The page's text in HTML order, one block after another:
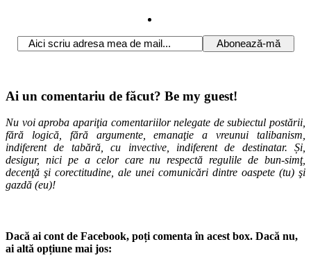
Ai un comentariu de făcut? Be my guest!
Nu voi aproba apariţia comentariilor nelegate de subiectul postării,
fără logică, fără argumente, emanaţie a vreunui talibanism,
indiferent de tabără, cu invective, indiferent de destinatar. Și,
desigur, nici pe a celor care nu respectă regulile de bun-simţ,
decenţă şi corectitudine, ale unei comunicări dintre oaspete (tu) şi
gazdă (eu)!
Dacă ai cont de Facebook, poți comenta în acest box. Dacă nu,
ai altă opțiune mai jos: